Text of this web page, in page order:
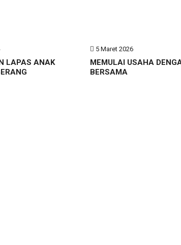
LAPAS ANAK
5 Maret 2026
MEMULAI USAHA
BERSAMA